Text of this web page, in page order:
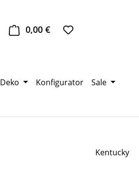
0,00 €Warenkorb enthält 0
Deko Konfigurator Sale
Kentucky